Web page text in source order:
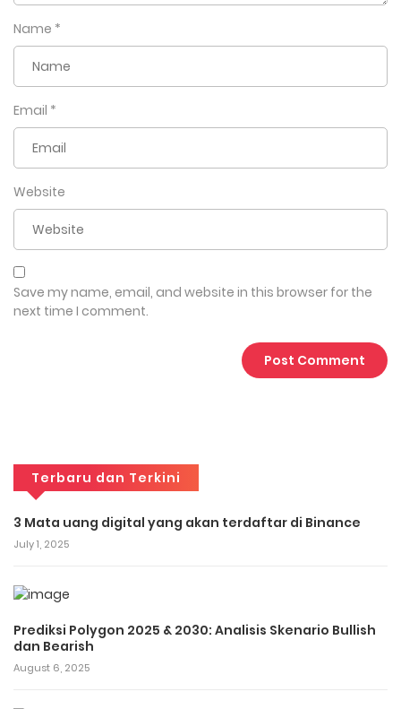
Name *
Email *
Website
Save my name, email, and website in this browser for the
next time I comment.
Terbaru dan Terkini
3 Mata uang digital yang akan terdaftar di Binance
July 1, 2025
Prediksi Polygon 2025 & 2030: Analisis Skenario Bullish
dan Bearish
August 6, 2025